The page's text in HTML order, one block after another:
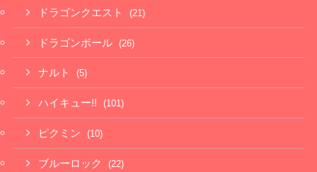
ドラゴンクエスト (21)
ドラゴンボール (26)
ナルト (5)
ハイキュー!! (101)
ピクミン (10)
ブルーロック (22)